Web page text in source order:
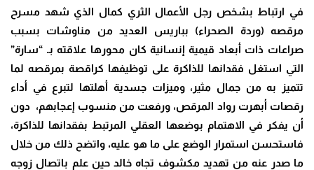
في ارتباط بشخص رجل الأعمال الثري كمال الذي شهد مسرح
مرقصه (وردة الصحراء) بباريس العديد من مناوشات بسبب
صراعات ذات أبعاد قيمية إنسانية كان محورها علاقته بـ “سارة”
التي استغل فقدانها للذاكرة على توظيفها كراقصة بمرقصه لما
تتميز به من جمال مثير، وميزات جسدية أهلتها لتبرع في أداء
رقصات أبهرت رواد المرقص، ورفعت من منسوب إعجابهم، دون
أن يفكر في الاهتمام بوضعها العقلي المرتبط بفقدانها للذاكرة،
فاستحسن استمرار الوضع على ما هو عليه، واتضح ذلك من خلال
ما صدر عنه من تهديد مكشوف تجاه خالد حين علم باتصال زوجه